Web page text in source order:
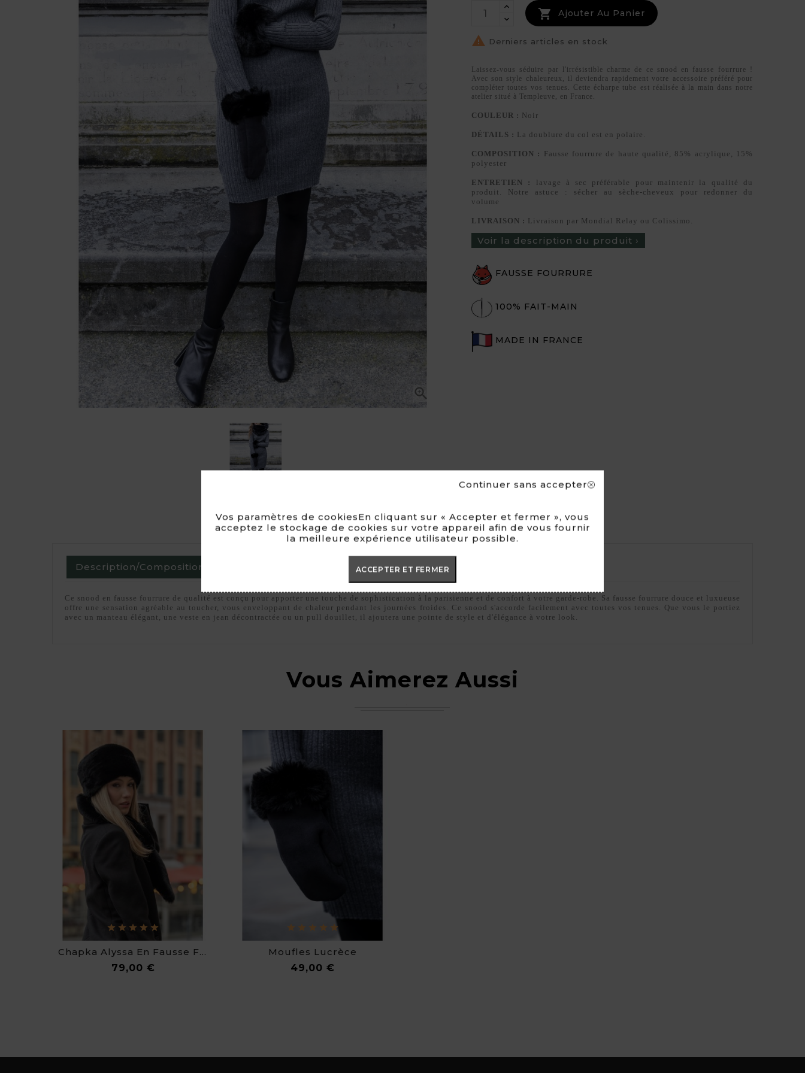
Continuer sans accepter
Vos paramètres de cookiesEn cliquant sur « Accepter et fermer », vous
acceptez le stockage de cookies sur votre appareil afin de vous fournir
la meilleure expérience utilisateur possible.
ACCEPTER ET FERMER

 Ajouter Au Panier
 Derniers articles en stock
Laissez-vous séduire par l'irrésistible charme de ce snood en fausse fourrure !
Avec son style chaleureux, il deviendra rapidement votre accessoire préféré pour
compléter toutes vos tenues. Cette écharpe tube est réalisée à la main dans notre
atelier situé à Templeuve, en France.
COULEUR : Noir
DÉTAILS : La doublure du col est en polaire.
COMPOSITION : Fausse fourrure de haute qualité, 85% acrylique, 15%
polyester
ENTRETIEN :
lavage à sec préférable pour maintenir la qualité du
produit. Notre astuce : sécher au sèche-cheveux pour redonner du
volume
LIVRAISON : Livraison par Mondial Relay ou Colissimo.
Voir la description du produit ›
FAUSSE FOURRURE
100% FAIT-MAIN
MADE IN FRANCE
Description/Composition
Ce snood en fausse fourrure de qualité est conçu pour apporter une touche de sophistication à la parisienne et de confort à votre garde-robe. Sa fausse fourrure douce et luxueuse
offre une sensation agréable au toucher, vous enveloppant de chaleur pendant les journées froides. Ce snood s'accorde facilement avec toutes vos tenues. Que vous le portiez
avec un manteau élégant, une veste en jean décontractée ou un pull douillet, il ajoutera une pointe de style et d'élégance à votre look.
Vous Aimerez Aussi
Chapka Alyssa En Fausse Fourrure De Luxe
79,00 €
Moufles Lucrèce
49,00 €